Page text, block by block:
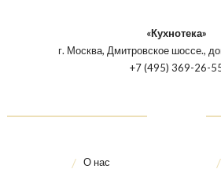
«Кухнотека»
г. Москва, Дмитровское шоссе.,
+7 (495) 369-26-
О нас